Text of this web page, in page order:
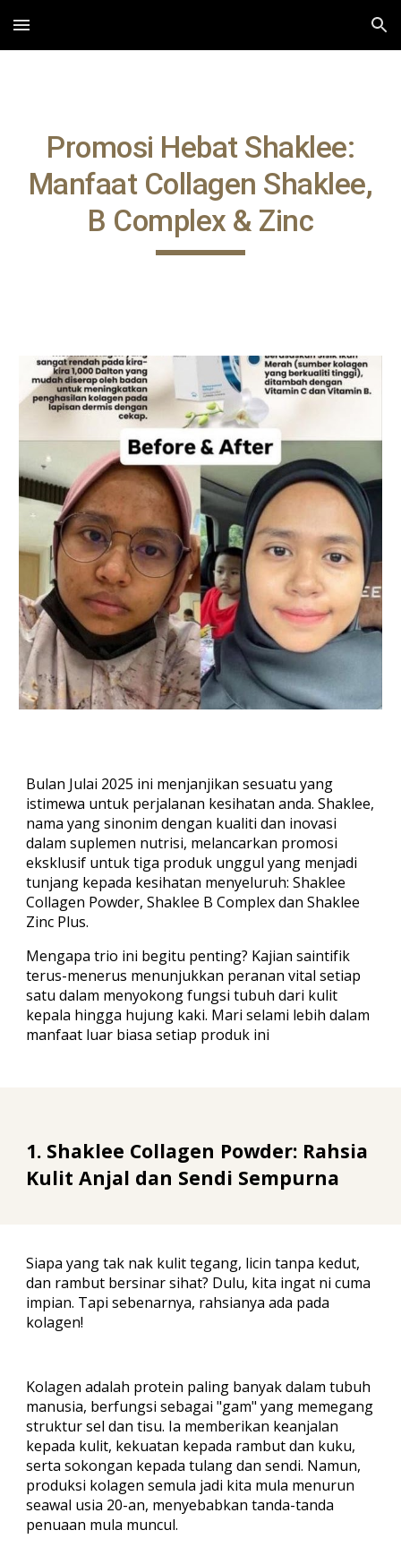
Skip to main content Skip to navigation
Promosi Hebat Shaklee:
Manfaat Collagen Shaklee,
B Complex & Zinc
Bulan Julai 2025 ini menjanjikan sesuatu yang
istimewa untuk perjalanan kesihatan anda. Shaklee,
nama yang sinonim dengan kualiti dan inovasi
dalam suplemen nutrisi, melancarkan promosi
eksklusif untuk tiga produk unggul yang menjadi
tunjang kepada kesihatan menyeluruh:Shaklee
Collagen Powder, Shaklee B Complex dan Shaklee
Zinc Plus.
Mengapa trio ini begitu penting? Kajian saintifik
terus-menerus menunjukkan peranan vital setiap
satu dalam menyokong fungsi tubuh dari kulit
kepala hingga hujung kaki. Mari selami lebih dalam
manfaat luar biasa setiap produk ini
1. Shaklee Collagen Powder: Rahsia
Kulit Anjal dan Sendi Sempurna
Siapa yang tak nak kulit tegang, licin tanpa kedut,
dan rambut bersinar sihat? Dulu, kita ingat ni cuma
impian. Tapi sebenarnya, rahsianya ada pada
kolagen!
Kolagen adalah protein paling banyak dalam tubuh
manusia, berfungsi sebagai "gam" yang memegang
struktur sel dan tisu. Ia memberikan keanjalan
kepada kulit, kekuatan kepada rambut dan kuku,
serta sokongan kepada tulang dan sendi. Namun,
produksi kolagen semula jadi kita mula menurun
seawal usia 20-an, menyebabkan tanda-tanda
penuaan mula muncul.